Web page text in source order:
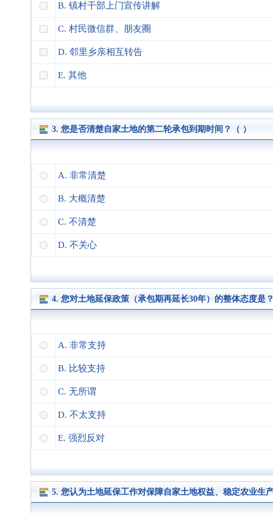
B. 镇村干部上门宣传讲解
C. 村民微信群、朋友圈
D. 邻里乡亲相互转告
E. 其他
3. 您是否清楚自家土地的第二轮承包到期时间？（ ）
A. 非常清楚
B. 大概清楚
C. 不清楚
D. 不关心
4. 您对土地延保政策（承包期再延长30年）的整体态度是
A. 非常支持
B. 比较支持
C. 无所谓
D. 不太支持
E. 强烈反对
5. 您认为土地延保工作对保障自家土地权益、稳定农业生